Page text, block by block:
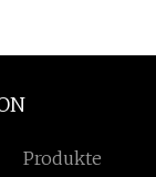
Produkte